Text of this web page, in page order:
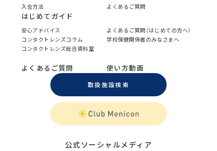
入会方法
よくあるご質問
はじめてガイド
安心アドバイス
よくあるご質問（はじめての方へ）
コンタクトレンズコラム
学校保健関係者のみなさまへ
コンタクトレンズ総合資料室
よくあるご質問 使い方動画
取扱施設検索
公式ソーシャルメディア